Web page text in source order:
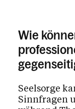
Wie
Seelsorge
Sinnfragen